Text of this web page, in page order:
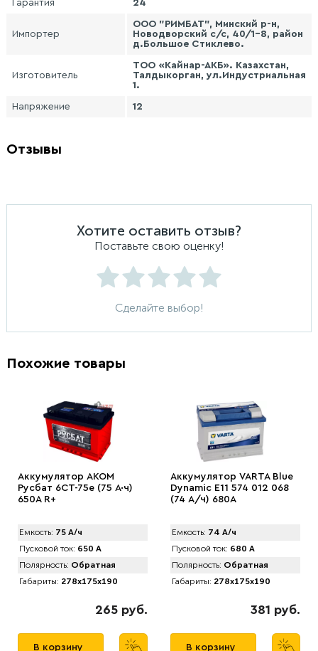
Гарантия 24
Импортер
ООО "РИМБАТ", Минский р-н,
Новодворский с/с, 40/1-8, район
д.Большое Стиклево.
Изготовитель
ТОО «Кайнар-АКБ». Казахстан,
Талдыкорган, ул.Индустриальная
1.
Напряжение 12
Отзывы
Хотите оставить отзыв?
Поставьте свою оценку!
Сделайте выбор!
Похожие товары
Аккумулятор AKOM
Русбат 6СТ-75е (75 А·ч)
650A R+
Емкость: 75 А/ч
Пусковой ток: 650 А
Полярность: Обратная
Габариты: 278x175x190
265 руб.
В корзину
Аккумулятор VARTA Blue
Dynamic E11 574 012 068
(74 А/ч) 680А
Емкость: 74 А/ч
Пусковой ток: 680 А
Полярность: Обратная
Габариты: 278x175x190
381 руб.
В корзину